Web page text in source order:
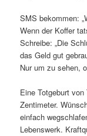
SMS bekommen:
Wenn der Koffer
Schreibe: „Die
das Geld gut
Nur um zu sehen,
Eine Totgeburt
Zentimeter.
einfach
Lebenswerk.